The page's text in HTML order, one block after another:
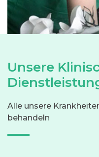
Unsere
Alle unsere
behandeln